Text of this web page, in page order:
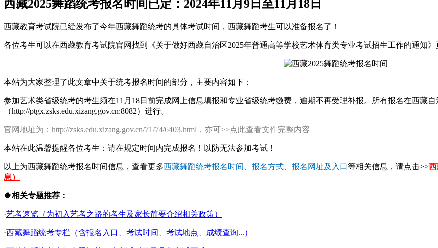
西藏2025舞蹈统考报名时间已定：2024年11月9日至11月18日
西藏教育考试院已经发布了今年西藏舞蹈统考的具体考试时间，西藏舞蹈考生可以准备报名了！
各位考生可以在西藏教育考试院官网找到《关于做好西藏自治区2025年普通高等学校艺术体育类专业考试招生工作的通知
本站为大家整理了此文章中关于统考报名时间的部分，主要内容如下：
参加艺术类省级统考的考生须在11月18日前完成网上信息填报和专业省级统考缴费，逾期不再受理补报。所有报名在西藏
（http://ptgx.zsks.edu.xizang.gov.cn:8082）进行。
官网地址为：http://zsks.edu.xizang.gov.cn/71/74/6403.html，亦可>>点此查看文件完整内容
本站在此温馨提醒各位考生：请在规定时间内完成报名！以防无法参加考试！
以上为西藏舞蹈统考报名时间信息，查看更多西藏舞蹈统考报名时间、报名方式、报名网址及入口等相关信息，请点击>>西
息）
🍀相关专题推荐：
·艺考速览（为初入艺考之路的考生及家长简要介绍相关政策）
·西藏舞蹈统考专栏（含报名入口、考试时间、考试地点、成绩查询...）